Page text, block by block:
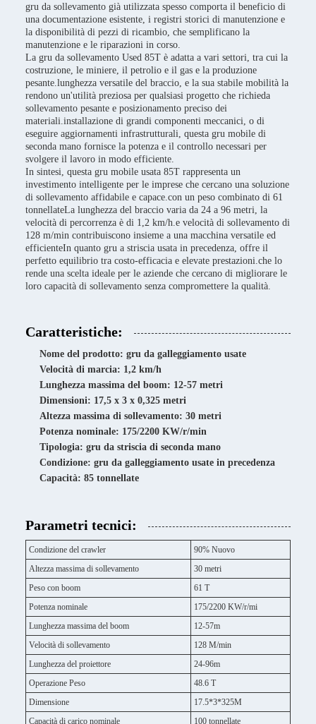
gru da sollevamento già utilizzata spesso comporta il beneficio di
una documentazione esistente, i registri storici di manutenzione e
la disponibilità di pezzi di ricambio, che semplificano la
manutenzione e le riparazioni in corso.
La gru da sollevamento Used 85T è adatta a vari settori, tra cui la
costruzione, le miniere, il petrolio e il gas e la produzione
pesante.lunghezza versatile del braccio, e la sua stabile mobilità la
rendono un'utilità preziosa per qualsiasi progetto che richieda
sollevamento pesante e posizionamento preciso dei
materiali.installazione di grandi componenti meccanici, o di
eseguire aggiornamenti infrastrutturali, questa gru mobile di
seconda mano fornisce la potenza e il controllo necessari per
svolgere il lavoro in modo efficiente.
In sintesi, questa gru mobile usata 85T rappresenta un
investimento intelligente per le imprese che cercano una soluzione
di sollevamento affidabile e capace.con un peso combinato di 61
tonnellateLa lunghezza del braccio varia da 24 a 96 metri, la
velocità di percorrenza è di 1,2 km/h.e velocità di sollevamento di
128 m/min contribuiscono insieme a una macchina versatile ed
efficienteIn quanto gru a striscia usata in precedenza, offre il
perfetto equilibrio tra costo-efficacia e elevate prestazioni.che lo
rende una scelta ideale per le aziende che cercano di migliorare le
loro capacità di sollevamento senza compromettere la qualità.
Caratteristiche:
Nome del prodotto: gru da galleggiamento usate
Velocità di marcia: 1,2 km/h
Lunghezza massima del boom: 12-57 metri
Dimensioni: 17,5 x 3 x 0,325 metri
Altezza massima di sollevamento: 30 metri
Potenza nominale: 175/2200 KW/r/min
Tipologia: gru da striscia di seconda mano
Condizione: gru da galleggiamento usate in precedenza
Capacità: 85 tonnellate
Parametri tecnici:
Condizione del crawler
90% Nuovo
Altezza massima di sollevamento
30 metri
Peso con boom
61 T
Potenza nominale
175/2200 KW/r/mi
Lunghezza massima del boom
12-57m
Velocità di sollevamento
128 M/min
Lunghezza del proiettore
24-96m
Operazione Peso
48.6 T
Dimensione
17.5*3*325M
Capacità di carico nominale
100 tonnellate